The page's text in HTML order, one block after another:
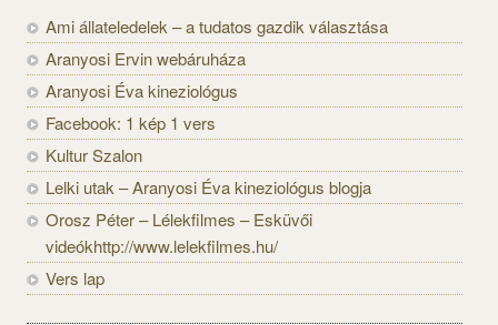
Ami állateledelek – a tudatos gazdik választása
Aranyosi Ervin webáruháza
Aranyosi Éva kineziológus
Facebook: 1 kép 1 vers
Kultur Szalon
Lelki utak – Aranyosi Éva kineziológus blogja
Orosz Péter – Lélekfilmes – Esküvői
videókhttp://www.lelekfilmes.hu/
Vers lap